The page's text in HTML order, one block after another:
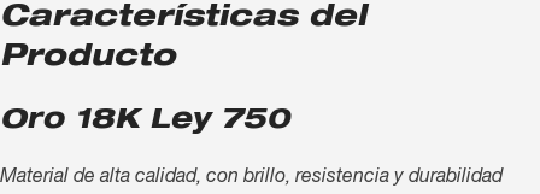
Características del
Producto
Oro 18K Ley 750
Material de alta calidad, con brillo, resistencia y durabilidad